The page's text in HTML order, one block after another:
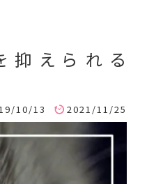
抑えられる
10/13 2021/11/25